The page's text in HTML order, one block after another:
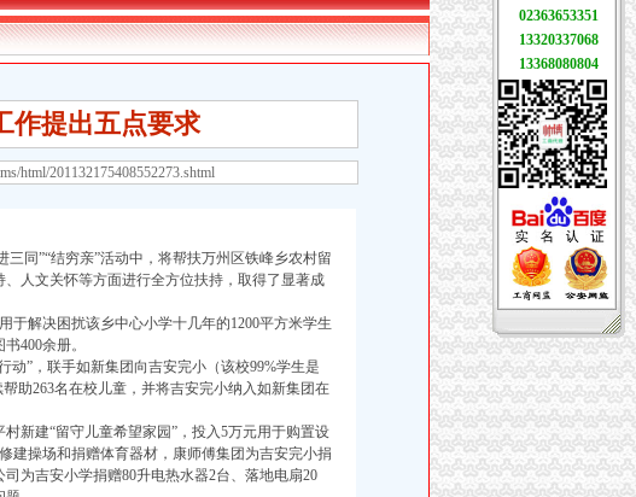
作提出五点要求
html/201132175408552273.shtml
同”“结穷亲”活动中，将帮扶万州区铁峰乡农村留
人文关怀等方面进行全方位扶持，取得了显著成
解决困扰该乡中心小学十几年的1200平方米学生
400余册。
”，联手如新集团向吉安完小（该校99%学生是
助263名在校儿童，并将吉安完小纳入如新集团在
新建“留守儿童希望家园”，投入5万元用于购置设
建操场和捐赠体育器材，康师傅集团为吉安完小捐
为吉安小学捐赠80升电热水器2台、落地电扇20
02363653351
13320337068
13368080804